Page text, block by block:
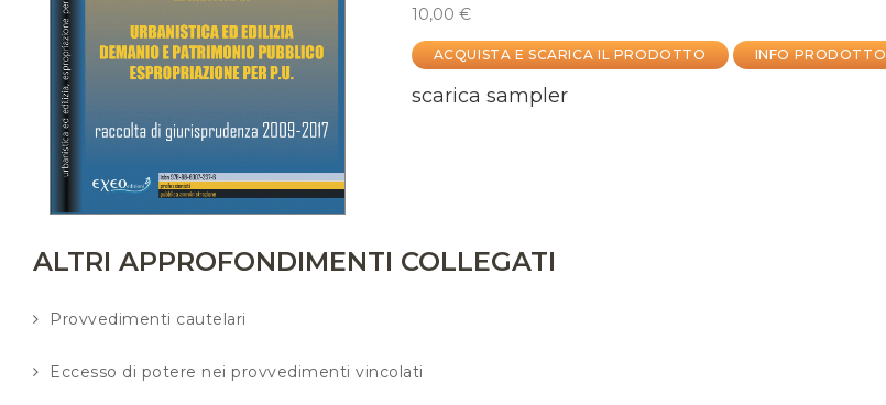
10,00 €
ACQUISTA E SCARICA IL PRODOTTO INFO PRODOTTO
scarica sampler
ALTRI APPROFONDIMENTI COLLEGATI
Provvedimenti cautelari
Eccesso di potere nei provvedimenti vincolati